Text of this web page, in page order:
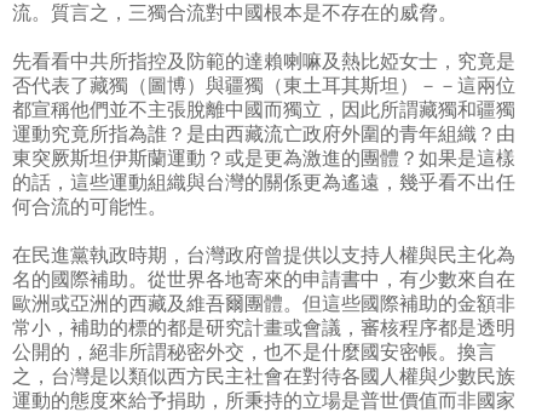
流。質言之，三獨合流對中國根本是不存在的威脅。
先看看中共所指控及防範的達賴喇嘛及熱比婭女士，究竟是
否代表了藏獨（圖博）與疆獨（東土耳其斯坦）－－這兩位
都宣稱他們並不主張脫離中國而獨立，因此所謂藏獨和疆獨
運動究竟所指為誰？是由西藏流亡政府外圍的青年組織？由
東突厥斯坦伊斯蘭運動？或是更為激進的團體？如果是這樣
的話，這些運動組織與台灣的關係更為遙遠，幾乎看不出任
何合流的可能性。
在民進黨執政時期，台灣政府曾提供以支持人權與民主化為
名的國際補助。從世界各地寄來的申請書中，有少數來自在
歐洲或亞洲的西藏及維吾爾團體。但這些國際補助的金額非
常小，補助的標的都是研究計畫或會議，審核程序都是透明
公開的，絕非所謂秘密外交，也不是什麼國安密帳。換言
之，台灣是以類似西方民主社會在對待各國人權與少數民族
運動的態度來給予捐助，所秉持的立場是普世價值而非國家